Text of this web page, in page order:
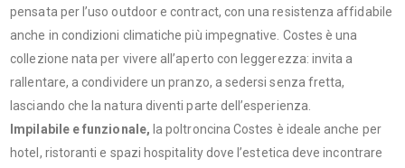
pensata per l’uso outdoor e contract, con una resistenza affidabile
anche in condizioni climatiche più impegnative. Costes è una
collezione nata per vivere all’aperto con leggerezza: invita a
rallentare, a condividere un pranzo, a sedersi senza fretta,
lasciando che la natura diventi parte dell’esperienza.
Impilabile e funzionale, la poltroncina Costes è ideale anche per
hotel, ristoranti e spazi hospitality dove l’estetica deve incontrare